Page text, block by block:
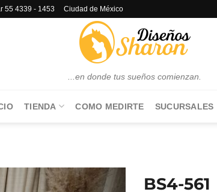
55 4339 - 1453 Ciudad de México
...en donde tus sueños comienzan.
TIENDA COMO MEDIRTE SUCURSALES
BS4-561